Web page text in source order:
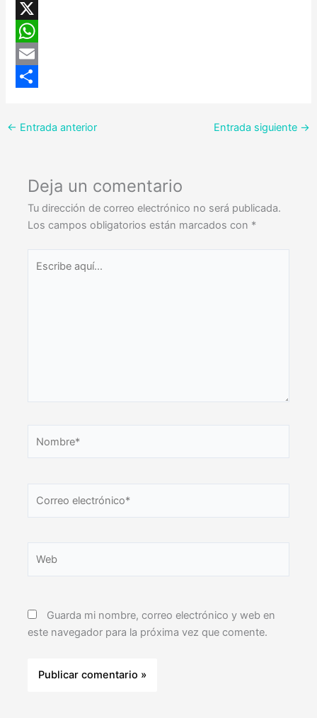
a
c
e
b
o
B
u
e
k
X
W
hE
ao
← Entrada anterior Entrada siguiente →
Deja un comentario
Tu dirección de correo electrónico no será publicada.
Los campos obligatorios están marcados con *
aquí...
electrónico*
Guarda mi nombre, correo electrónico y web en
este navegador para la próxima vez que comente.